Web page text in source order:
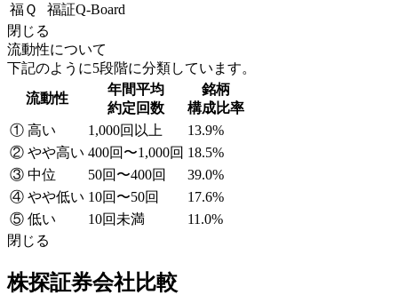
福Ｑ
福証Q-Board
閉じる
流動性について
下記のように5段階に分類しています。
流動性
年間平均
約定回数
銘柄
構成比率
① 高い
1,000回以上
13.9%
② やや高い 400回〜1,000回 18.5%
③ 中位
50回〜400回
39.0%
④ やや低い 10回〜50回
17.6%
⑤ 低い
10回未満
11.0%
閉じる
株探証券会社比較